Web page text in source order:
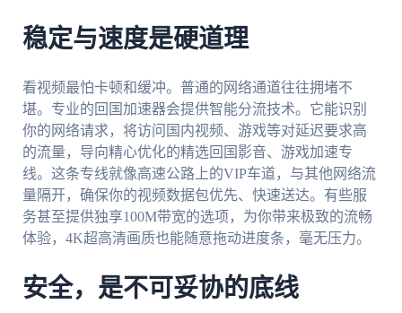
稳定与速度是硬道理
看视频最怕卡顿和缓冲。普通的网络通道往往拥堵不
堪。专业的回国加速器会提供智能分流技术。它能识别
你的网络请求，将访问国内视频、游戏等对延迟要求高
的流量，导向精心优化的精选回国影音、游戏加速专
线。这条专线就像高速公路上的VIP车道，与其他网络流
量隔开，确保你的视频数据包优先、快速送达。有些服
务甚至提供独享100M带宽的选项，为你带来极致的流畅
体验，4K超高清画质也能随意拖动进度条，毫无压力。
安全，是不可妥协的底线